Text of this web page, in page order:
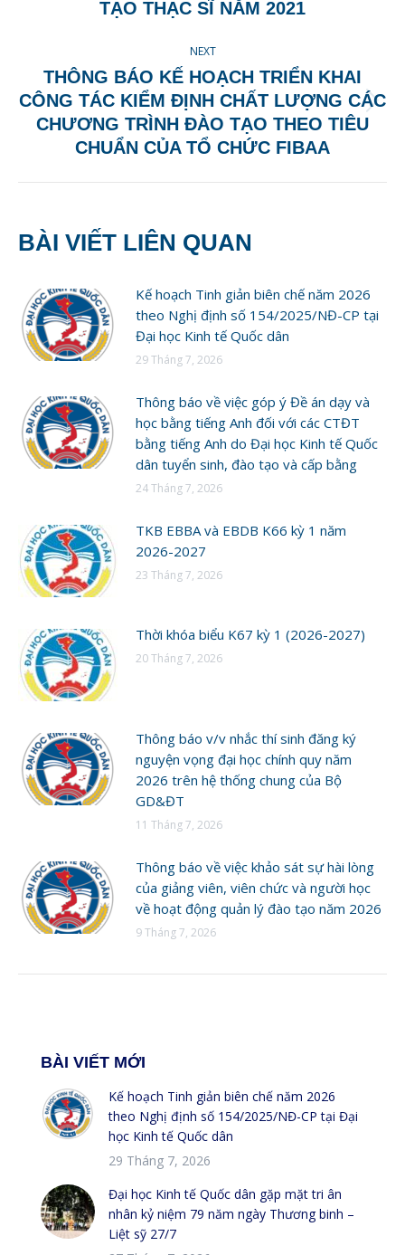
TẠO THẠC SĨ NĂM 2021
NEXT
Next
post:
THÔNG BÁO KẾ HOẠCH TRIỂN KHAI
CÔNG TÁC KIỂM ĐỊNH CHẤT LƯỢNG CÁC
CHƯƠNG TRÌNH ĐÀO TẠO THEO TIÊU
CHUẨN CỦA TỔ CHỨC FIBAA
BÀI VIẾT LIÊN QUAN
Kế hoạch Tinh giản biên chế năm 2026
theo Nghị định số 154/2025/NĐ-CP tại
Đại học Kinh tế Quốc dân
29 Tháng 7, 2026
Thông báo về việc góp ý Đề án dạy và
học bằng tiếng Anh đối với các CTĐT
bằng tiếng Anh do Đại học Kinh tế Quốc
dân tuyển sinh, đào tạo và cấp bằng
24 Tháng 7, 2026
TKB EBBA và EBDB K66 kỳ 1 năm
2026-2027
23 Tháng 7, 2026
Thời khóa biểu K67 kỳ 1 (2026-2027)
20 Tháng 7, 2026
Thông báo v/v nhắc thí sinh đăng ký
nguyện vọng đại học chính quy năm
2026 trên hệ thống chung của Bộ
GD&ĐT
11 Tháng 7, 2026
Thông báo về việc khảo sát sự hài lòng
của giảng viên, viên chức và người học
về hoạt động quản lý đào tạo năm 2026
9 Tháng 7, 2026
BÀI VIẾT MỚI
Kế hoạch Tinh giản biên chế năm 2026
theo Nghị định số 154/2025/NĐ-CP tại Đại
học Kinh tế Quốc dân
29 Tháng 7, 2026
Đại học Kinh tế Quốc dân gặp mặt tri ân
nhân kỷ niệm 79 năm ngày Thương binh –
Liệt sỹ 27/7